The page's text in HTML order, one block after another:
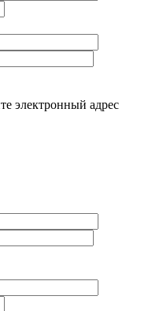
электронный адрес